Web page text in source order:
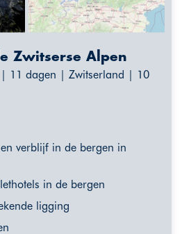
Zwitserse Alpen
11 dagen | Zwitserland | 10
verblijf in de bergen in
in de bergen
ligging